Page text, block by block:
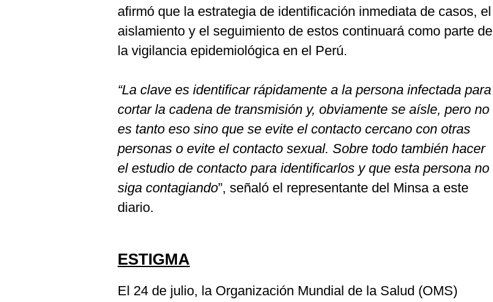
afirmó que la estrategia de identificación inmediata de casos, el
aislamiento y el seguimiento de estos continuará como parte de
la vigilancia epidemiológica en el Perú.
“La clave es identificar rápidamente a la persona infectada para
cortar la cadena de transmisión y, obviamente se aísle, pero no
es tanto eso sino que se evite el contacto cercano con otras
personas o evite el contacto sexual. Sobre todo también hacer
el estudio de contacto para identificarlos y que esta persona no
siga contagiando”, señaló el representante del Minsa a este
diario.
ESTIGMA
El 24 de julio, la Organización Mundial de la Salud (OMS)